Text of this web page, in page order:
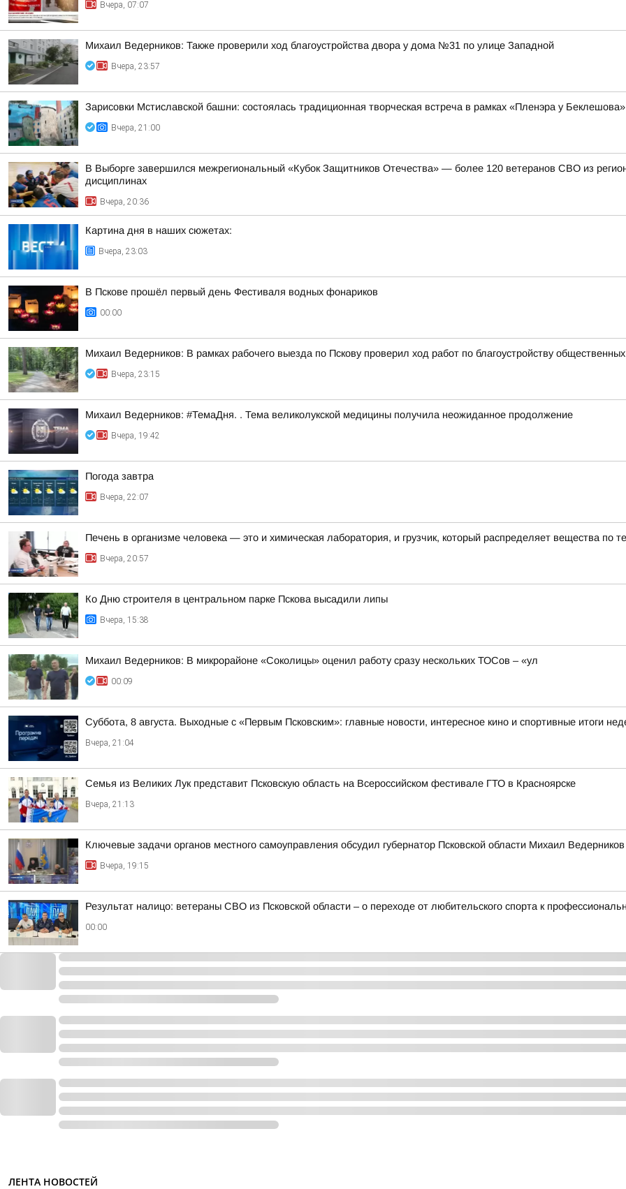
Вчера, 07:07
Михаил Ведерников: Также проверили ход благоустройства двора у дома №31 по улице Западной
Вчера, 23:57
Зарисовки Мстиславской башни: состоялась традиционная творческая встреча в рамках «Пленэра у Беклешова»
Вчера, 21:00
В Выборге завершился межрегиональный «Кубок Защитников Отечества» — более 120 ветеранов СВО из
дисциплинах
Вчера, 20:36
Картина дня в наших сюжетах:
Вчера, 23:03
В Пскове прошёл первый день Фестиваля водных фонариков
00:00
Михаил Ведерников: В рамках рабочего выезда по Пскову проверил ход работ по благоустройству
Вчера, 23:15
Михаил Ведерников: #ТемаДня. . Тема великолукской медицины получила неожиданное продолжение
Вчера, 19:42
Погода завтра
Вчера, 22:07
Печень в организме человека — это и химическая лаборатория, и грузчик, который распределяет вещества по
Вчера, 20:57
Ко Дню строителя в центральном парке Пскова высадили липы
Вчера, 15:38
Михаил Ведерников: В микрорайоне «Соколицы» оценил работу сразу нескольких ТОСов – «ул
00:09
Суббота, 8 августа. Выходные с «Первым Псковским»: главные новости, интересное кино и спортивные итоги
Вчера, 21:04
Семья из Великих Лук представит Псковскую область на Всероссийском фестивале ГТО в Красноярске
Вчера, 21:13
Ключевые задачи органов местного самоуправления обсудил губернатор Псковской области Михаил
Вчера, 19:15
Результат налицо: ветераны СВО из Псковской области – о переходе от любительского спорта к
00:00
ЛЕНТА НОВОСТЕЙ